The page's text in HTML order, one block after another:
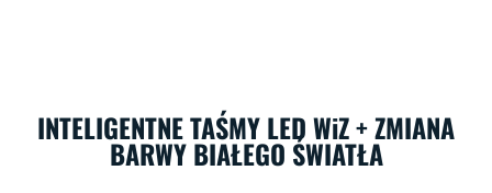
INTELIGENTNE TAŚMY LED WiZ + ZMIANA
BARWY BIAŁEGO ŚWIATŁA